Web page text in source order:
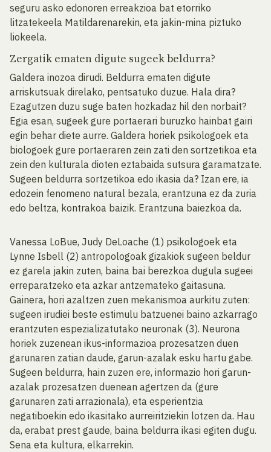
seguru asko edonoren erreakzioa bat etorriko
litzatekeela Matildarenarekin, eta jakin-mina piztuko
liokeela.
Zergatik ematen digute sugeek beldurra?
Galdera inozoa dirudi. Beldurra ematen digute
arriskutsuak direlako, pentsatuko duzue. Hala dira?
Ezagutzen duzu suge baten hozkadaz hil den norbait?
Egia esan, sugeek gure portaerari buruzko hainbat gairi
egin behar diete aurre. Galdera horiek psikologoek eta
biologoek gure portaeraren zein zati den sortzetikoa eta
zein den kulturala dioten eztabaida sutsura garamatzate.
Sugeen beldurra sortzetikoa edo ikasia da? Izan ere, ia
edozein fenomeno natural bezala, erantzuna ez da zuria
edo beltza, kontrakoa baizik. Erantzuna baiezkoa da.
Vanessa LoBue, Judy DeLoache (1) psikologoek eta
Lynne Isbell (2) antropologoak gizakiok sugeen beldur
ez garela jakin zuten, baina bai berezkoa dugula sugeei
erreparatzeko eta azkar antzemateko gaitasuna.
Gainera, hori azaltzen zuen mekanismoa aurkitu zuten:
sugeen irudiei beste estimulu batzuenei baino azkarrago
erantzuten espezializatutako neuronak (3). Neurona
horiek zuzenean ikus-informazioa prozesatzen duen
garunaren zatian daude, garun-azalak esku hartu gabe.
Sugeen beldurra, hain zuzen ere, informazio hori garun-
azalak prozesatzen duenean agertzen da (gure
garunaren zati arrazionala), eta esperientzia
negatiboekin edo ikasitako aurreiritziekin lotzen da. Hau
da, erabat prest gaude, baina beldurra ikasi egiten dugu.
Sena eta kultura, elkarrekin.